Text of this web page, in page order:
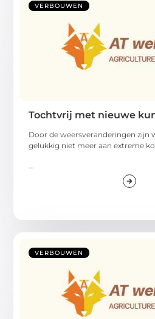
VERBOUWEN
Tochtvrij met nieuwe
Door de weersveranderingen zijn
gelukkig niet meer aan extreme
VERBOUWEN